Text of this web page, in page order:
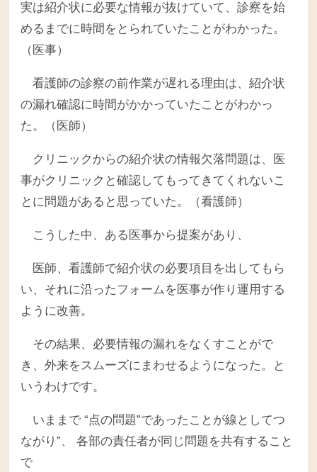
実は紹介状に必要な情報が抜けていて、診察を始
めるまでに時間をとられていたことがわかった。
（医事）
看護師の診察の前作業が遅れる理由は、紹介状
の漏れ確認に時間がかかっていたことがわかっ
た。（医師）
クリニックからの紹介状の情報欠落問題は、医
事がクリニックと確認してもってきてくれないこ
とに問題があると思っていた。（看護師）
こうした中、ある医事から提案があり、
医師、看護師で紹介状の必要項目を出してもら
い、それに沿ったフォームを医事が作り運用する
ように改善。
その結果、必要情報の漏れをなくすことがで
き、外来をスムーズにまわせるようになった。と
いうわけです。
いままで “点の問題”であったことが線としてつ
ながり”、 各部の責任者が同じ問題を共有すること
で